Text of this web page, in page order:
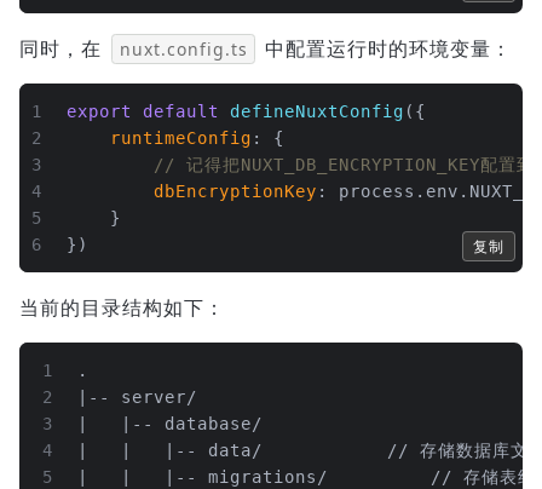
同时，在 nuxt.config.ts 中配置运行时的环境变量：
1
2
3
4
5
6
export default defineNuxtConfig ({
runtimeConfig : {
// 记得把NUXT_DB_ENCRYPTION_KEY配置
dbEncryptionKey : process. env .
    }
})
复制
当前的目录结构如下：
1
2
3
4
5
.
|-- server/
|   |-- database/
|   |   |-- data/				// 存储数据库文
|   |   |-- migrations/